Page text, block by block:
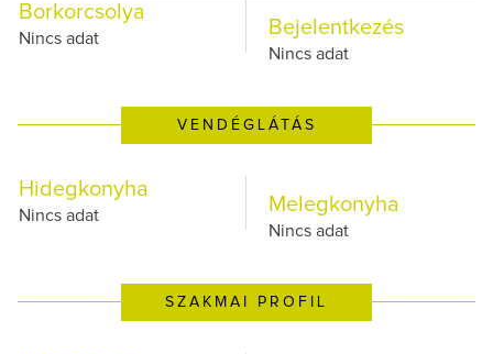
Borkorcsolya
Nincs adat Bejelentkezés
Nincs adat
VENDÉGLÁTÁS
Hidegkonyha
Nincs adat Melegkonyha
Nincs adat
SZAKMAI PROFIL